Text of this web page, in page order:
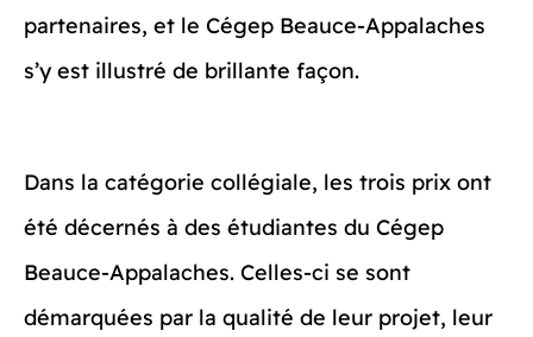
partenaires, et le Cégep Beauce-Appalaches
s’y est illustré de brillante façon.
Dans la catégorie collégiale, les trois prix ont
été décernés à des étudiantes du Cégep
Beauce-Appalaches. Celles-ci se sont
démarquées par la qualité de leur projet, leur